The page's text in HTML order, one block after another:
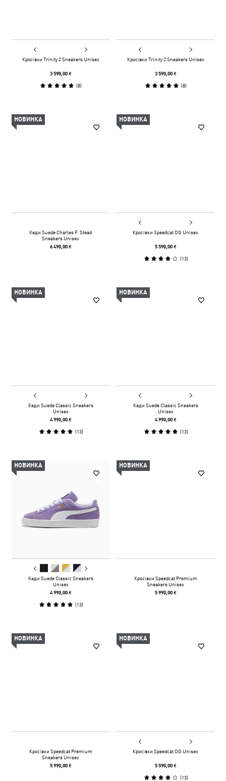
Кросівки Trinity 2 Sneakers Unisex
3 590,00 ₴
(8)
Кросівки Trinity 2 Sneakers Unisex
3 590,00 ₴
(8)
НОВИНКА
Кеди Suede Charles F. Stead
Sneakers Unisex
6 490,00 ₴
НОВИНКА
Кросівки Speedcat OG Unisex
5 590,00 ₴
(13)
НОВИНКА
Кеди Suede Classic Sneakers
Unisex
4 990,00 ₴
(13)
НОВИНКА
Кеди Suede Classic Sneakers
Unisex
4 990,00 ₴
(13)
НОВИНКА
Кеди Suede Classic Sneakers
Unisex
4 990,00 ₴
(13)
НОВИНКА
Кросівки Speedcat Premium
Sneakers Unisex
5 990,00 ₴
НОВИНКА
Кросівки Speedcat Premium
Sneakers Unisex
5 990,00 ₴
НОВИНКА
Кросівки Speedcat OG Unisex
5 590,00 ₴
(13)